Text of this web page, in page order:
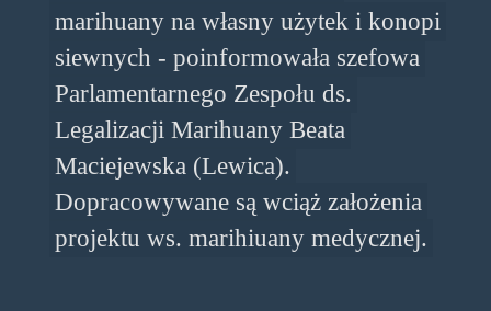
marihuany na własny użytek i konopi
siewnych - poinformowała szefowa
Parlamentarnego Zespołu ds.
Legalizacji Marihuany Beata
Maciejewska (Lewica).
Dopracowywane są wciąż założenia
projektu ws. marihiuany medycznej.